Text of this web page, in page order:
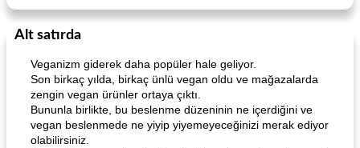
Alt satırda
Veganizm giderek daha popüler hale geliyor.
Son birkaç yılda, birkaç ünlü vegan oldu ve mağazalarda
zengin vegan ürünler ortaya çıktı.
Bununla birlikte, bu beslenme düzeninin ne içerdiğini ve
vegan beslenmede ne yiyip yiyemeyeceğinizi merak ediyor
olabilirsiniz.